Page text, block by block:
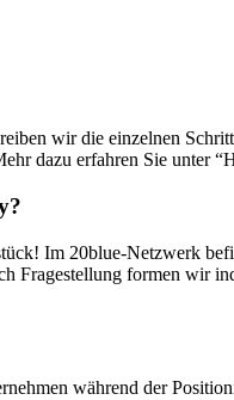
wir die einzelnen
dazu erfahren Sie unter
Im 20blue-Netzwerk
Fragestellung formen wir
während der